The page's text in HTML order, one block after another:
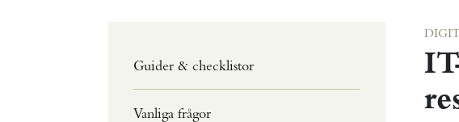
Guider & checklistor
Vanliga frågor